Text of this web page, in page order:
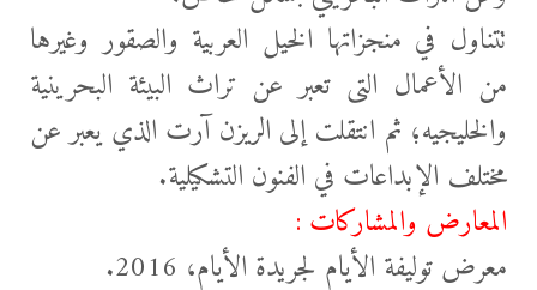
تتناول في منجزاتها الخيل العربية والصقور وغيرها
من الأعمال التى تعبر عن تراث البيئة البحرينية
والخليجيه؛ ثم انتقلت إلى الريزن آرت الذي يعبر عن
مختلف الإبداعات في الفنون التشكيلية.
المعارض والمشاركات :
معرض توليفة الأيام لجريدة الأيام، 2016.